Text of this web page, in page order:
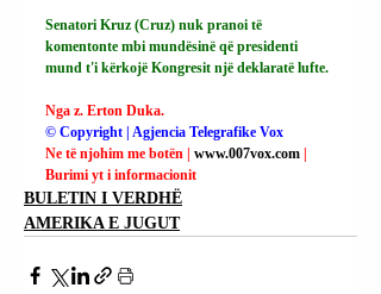
Senatori Kruz (Cruz) nuk pranoi të
komentonte mbi mundësinë që presidenti
mund t'i kërkojë Kongresit një deklaratë lufte.
Nga z. Erton Duka.
© Copyright | Agjencia Telegrafike Vox
Ne të njohim me botën | www.007vox.com
Burimi yt i informacionit
BULETIN I VERDHË
AMERIKA E JUGUT